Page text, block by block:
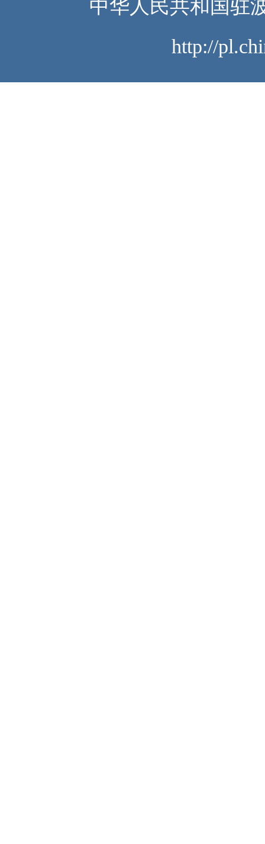
中华人民共和国驻
http://